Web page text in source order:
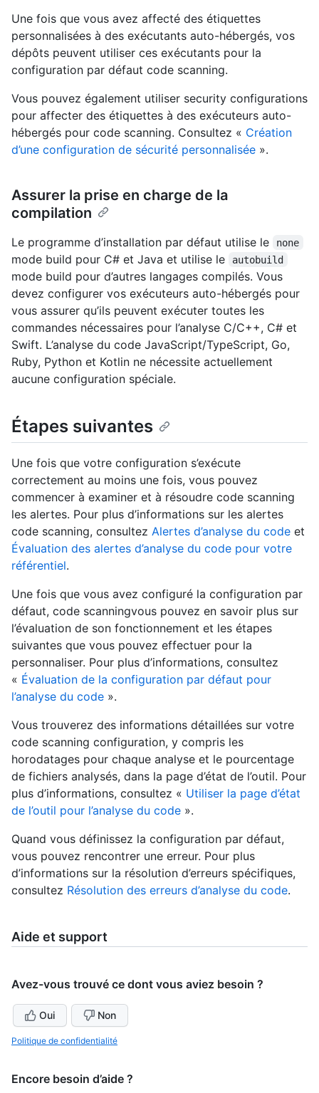
Une fois que vous avez affecté des étiquettes
personnalisées à des exécutants auto-hébergés, vos
dépôts peuvent utiliser ces exécutants pour la
configuration par défaut code scanning.
Vous pouvez également utiliser security configurations
pour affecter des étiquettes à des exécuteurs auto-
hébergés pour code scanning. Consultez « Création
d’une configuration de sécurité personnalisée ».
Assurer la prise en charge de la
compilation
Le programme d’installation par défaut utilise le none
mode build pour C# et Java et utilise le autobuild
mode build pour d’autres langages compilés. Vous
devez configurer vos exécuteurs auto-hébergés pour
vous assurer qu’ils peuvent exécuter toutes les
commandes nécessaires pour l’analyse C/C++, C# et
Swift. L’analyse du code JavaScript/TypeScript, Go,
Ruby, Python et Kotlin ne nécessite actuellement
aucune configuration spéciale.
Étapes suivantes
Une fois que votre configuration s’exécute
correctement au moins une fois, vous pouvez
commencer à examiner et à résoudre code scanning
les alertes. Pour plus d’informations sur les alertes
code scanning, consultez Alertes d’analyse du code et
Évaluation des alertes d’analyse du code pour votre
référentiel.
Une fois que vous avez configuré la configuration par
défaut, code scanningvous pouvez en savoir plus sur
l’évaluation de son fonctionnement et les étapes
suivantes que vous pouvez effectuer pour la
personnaliser. Pour plus d’informations, consultez
« Évaluation de la configuration par défaut pour
l’analyse du code ».
Vous trouverez des informations détaillées sur votre
code scanning configuration, y compris les
horodatages pour chaque analyse et le pourcentage
de fichiers analysés, dans la page d’état de l’outil. Pour
plus d’informations, consultez « Utiliser la page d’état
de l’outil pour l’analyse du code ».
Quand vous définissez la configuration par défaut,
vous pouvez rencontrer une erreur. Pour plus
d’informations sur la résolution d’erreurs spécifiques,
consultez Résolution des erreurs d’analyse du code.
Aide et support
Avez-vous trouvé ce dont vous aviez besoin ?
Oui Non
Politique de confidentialité
Encore besoin d’aide ?